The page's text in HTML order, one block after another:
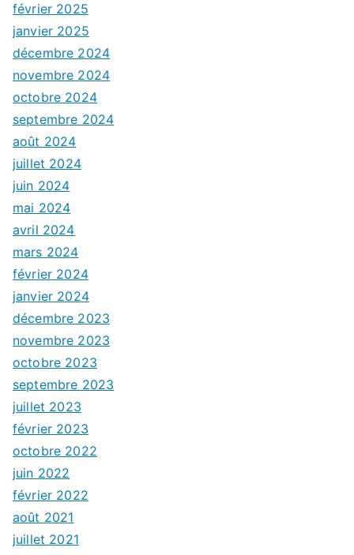
février 2025
janvier 2025
décembre 2024
novembre 2024
octobre 2024
septembre 2024
août 2024
juillet 2024
juin 2024
mai 2024
avril 2024
mars 2024
février 2024
janvier 2024
décembre 2023
novembre 2023
octobre 2023
septembre 2023
juillet 2023
février 2023
octobre 2022
juin 2022
février 2022
août 2021
juillet 2021